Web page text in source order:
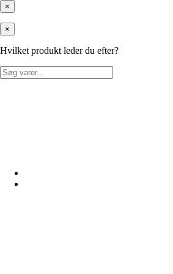
×
×
Hvilket produkt leder du efter?
Søg
efter: